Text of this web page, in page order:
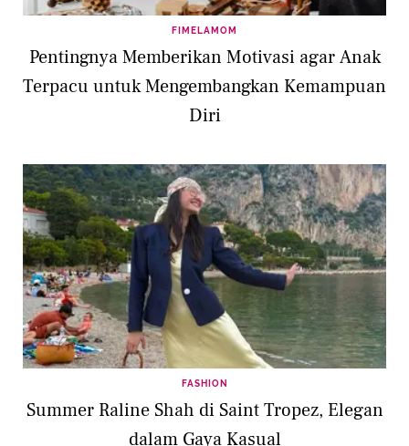
FIMELAMOM
Pentingnya Memberikan Motivasi agar Anak
Terpacu untuk Mengembangkan Kemampuan
Diri
FASHION
Summer Raline Shah di Saint Tropez, Elegan
dalam Gaya Kasual